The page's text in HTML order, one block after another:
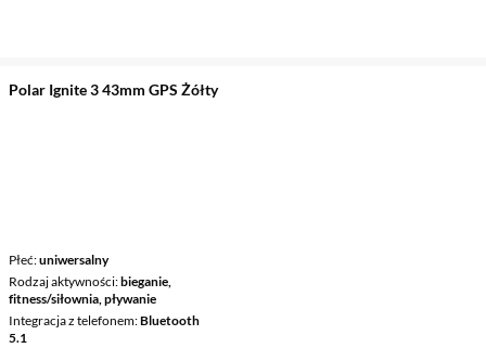
Polar Ignite 3 43mm GPS Żółty
Płeć uniwersalny
Rodzaj aktywności bieganie,
fitness/siłownia, pływanie
Integracja z telefonem Bluetooth
5.1